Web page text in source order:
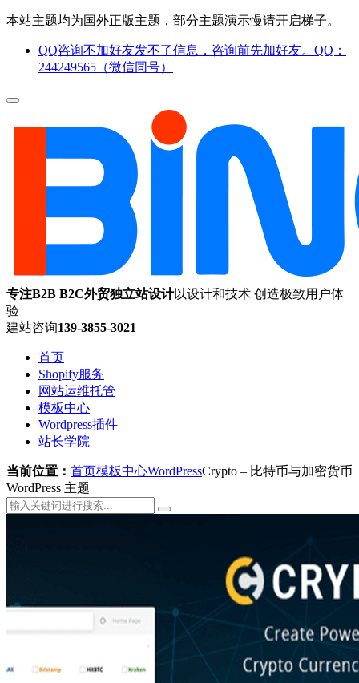
本站主题均为国外正版主题，部分主题演示慢请开启梯子。
QQ咨询不加好友发不了信息，咨询前先加好友。QQ：
244249565（微信同号）
专注B2B B2C外贸独立站设计以设计和技术 创造极致用户体
验
建站咨询139-3855-3021
首页
Shopify服务
网站运维托管
模板中心
Wordpress插件
站长学院
当前位置： 首页模板中心WordPressCrypto – 比特币与加密货币
WordPress 主题